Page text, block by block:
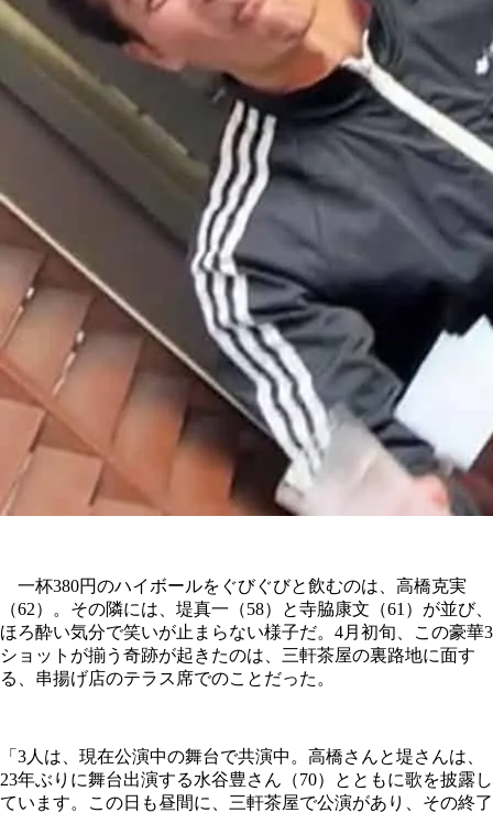
一杯380円のハイボールをぐびぐびと飲むのは、高橋克実
（62）。その隣には、堤真一（58）と寺脇康文（61）が並び、
ほろ酔い気分で笑いが止まらない様子だ。4月初旬、この豪華3
ショットが揃う奇跡が起きたのは、三軒茶屋の裏路地に面す
る、串揚げ店のテラス席でのことだった。
「3人は、現在公演中の舞台で共演中。高橋さんと堤さんは、
23年ぶりに舞台出演する水谷豊さん（70）とともに歌を披露し
ています。この日も昼間に、三軒茶屋で公演があり、その終了